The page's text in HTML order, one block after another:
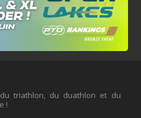
triathlon, du duathlon et du
!